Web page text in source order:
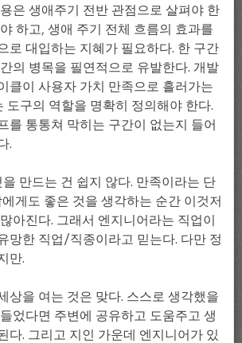
은 생애주기 전반 관점으로 살펴야 한
하고, 생애 주기 전체 흐름의 효과를
로 대입하는 지혜가 필요하다. 한 구간
의 병목을 필연적으로 유발한다. 개발
클이 사용자 가치 만족으로 흘러가는
도구의 역할을 명확히 정의해야 한다.
를 통통쳐 막히는 구간이 없는지 들어
.
만드는 건 쉽지 않다. 만족이라는 단
게도 좋은 것을 생각하는 순간 이것저
아진다. 그래서 엔지니어라는 직업이
망한 직업/직종이라고 믿는다. 다만 정
만.
상을 여는 것은 맞다. 스스로 생각했을
었다면 주변에 공유하고 도움주고 생
다. 그리고 지인 가운데 엔지니어가 있